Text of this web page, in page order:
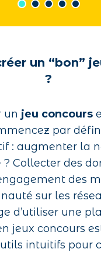
un “bon”
?
un jeu concours
par
: augmenter la
Collecter des
des
sur les
d’utiliser une
jeux concours
intuitifs pour